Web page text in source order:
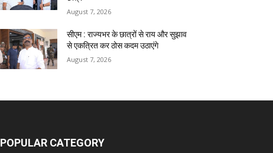
August 7, 2026
सीएम : राज्यभर के छात्रों से राय और सुझाव
से एकत्रित कर ठोस कदम उठाएंगे
August 7, 2026
POPULAR CATEGORY